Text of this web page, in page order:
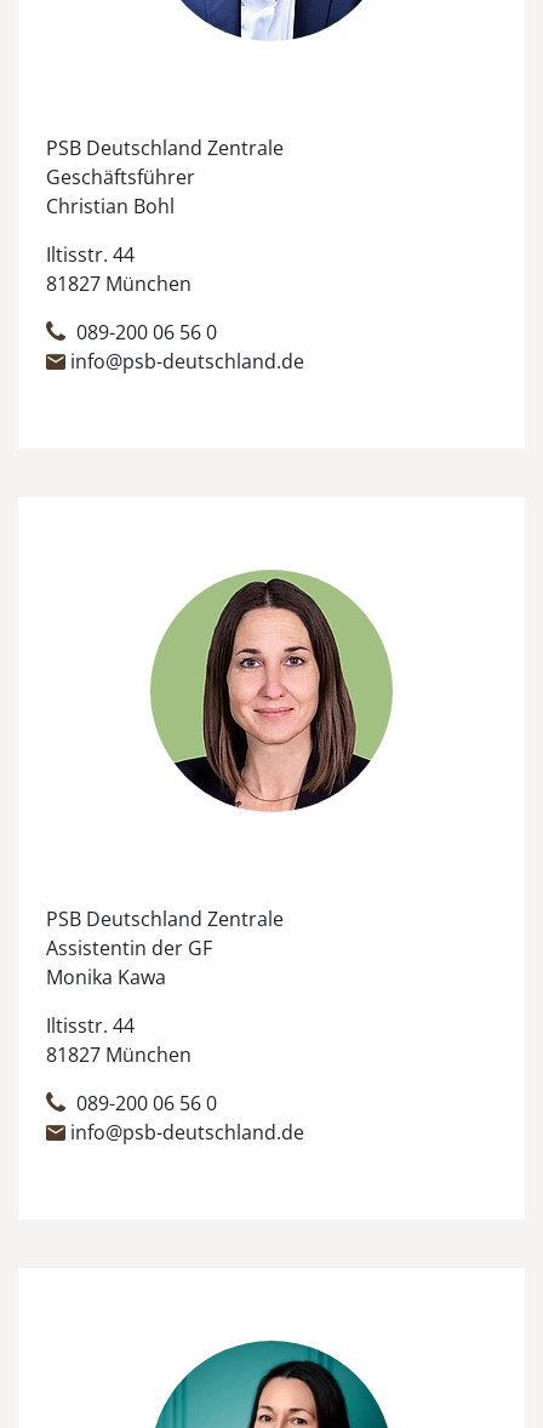
PSB Deutschland Zentrale
Geschäftsführer
Christian Bohl
Iltisstr. 44
81827 München
089-200 06 56 0
info@psb-deutschland.de
PSB Deutschland Zentrale
Assistentin der GF
Monika Kawa
Iltisstr. 44
81827 München
089-200 06 56 0
info@psb-deutschland.de